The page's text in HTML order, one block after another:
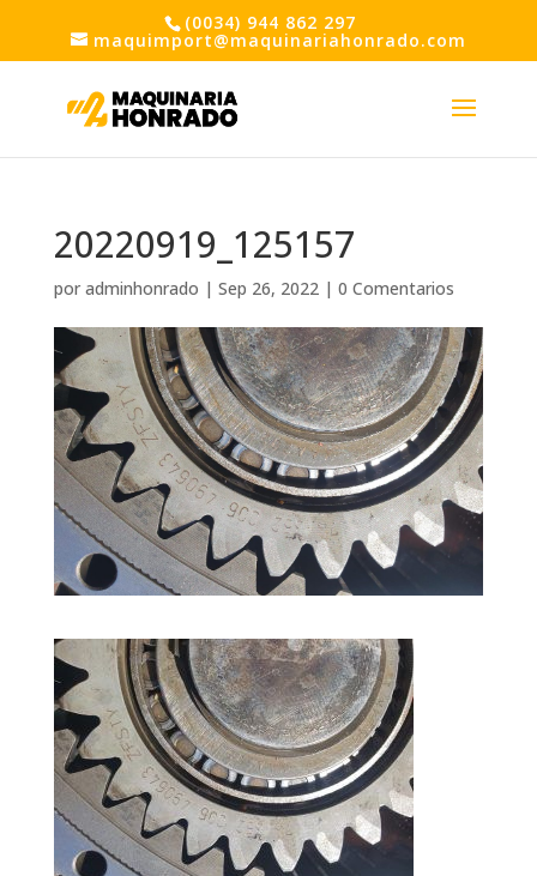
(0034) 944 862 297
maquimport@maquinariahonrado.com
20220919_125157
por adminhonrado | Sep 26, 2022| 0 Comentarios